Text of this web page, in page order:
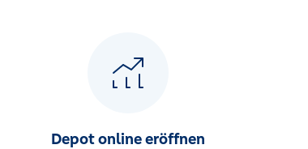
Depot online eröffnen